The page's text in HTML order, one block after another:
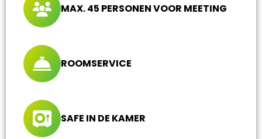
MAX. 45 PERSONEN VOOR MEETING
ROOMSERVICE
SAFE IN DE KAMER